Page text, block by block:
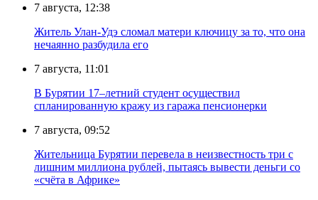
7 августа, 12:38
Житель Улан-Удэ сломал матери ключицу за то, что она
нечаянно разбудила его
7 августа, 11:01
В Бурятии 17–летний студент осуществил
спланированную кражу из гаража пенсионерки
7 августа, 09:52
Жительница Бурятии перевела в неизвестность три с
лишним миллиона рублей, пытаясь вывести деньги со
«счёта в Африке»